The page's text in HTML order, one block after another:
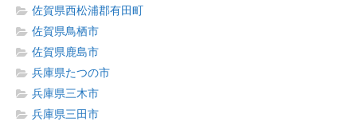
佐賀県西松浦郡有田町
佐賀県鳥栖市
佐賀県鹿島市
兵庫県たつの市
兵庫県三木市
兵庫県三田市